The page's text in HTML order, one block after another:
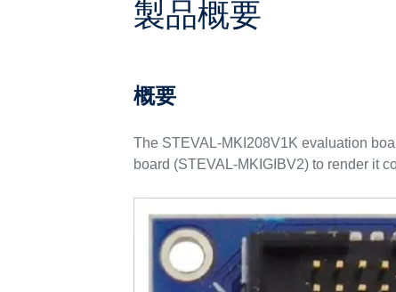
製品概要
概要
The STEVAL-MKI208V1K evaluation
board (STEVAL-MKIGIBV2) to render it